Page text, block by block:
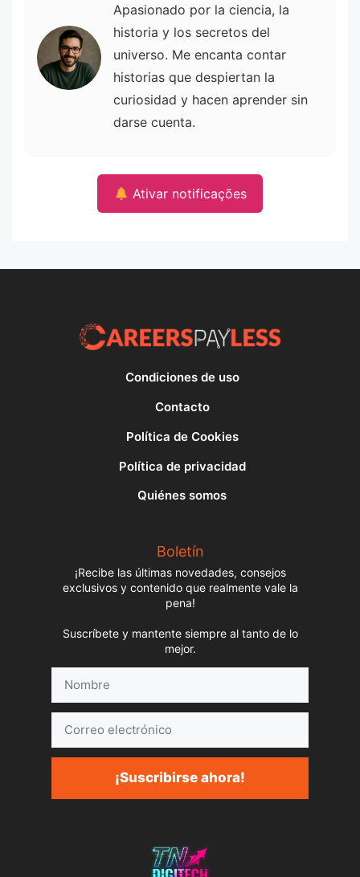
Apasionado por la ciencia, la
historia y los secretos del
universo. Me encanta contar
historias que despiertan la
curiosidad y hacen aprender sin
darse cuenta.
Ativar notificações
Condiciones de uso
Contacto
Política de Cookies
Política de privacidad
Quiénes somos
Boletín
¡Recibe las últimas novedades, consejos
exclusivos y contenido que realmente vale la
pena!
Suscríbete y mantente siempre al tanto de lo
mejor.
electrónico
¡Suscribirse ahora!